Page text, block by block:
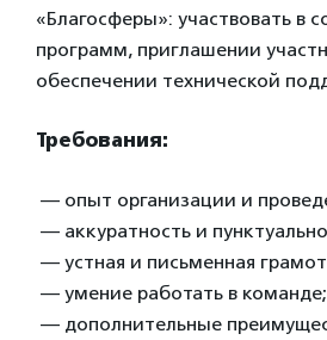
«Благосферы»: участвовать в
программ, приглашении
обеспечении технической
Требования:
— опыт организации и
— аккуратность и
— устная и письменная
— умение работать в команде;
— дополнительные